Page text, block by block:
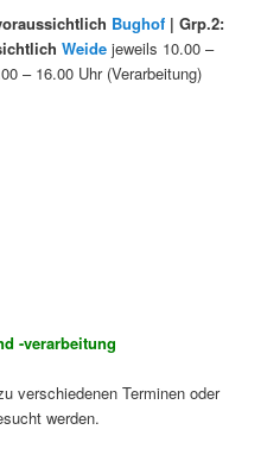
Bughof| Grp.2:
Weide jeweils 10.00 –
– 16.00 Uhr (Verarbeitung)
-verarbeitung
verschiedenen Terminen oder
werden.